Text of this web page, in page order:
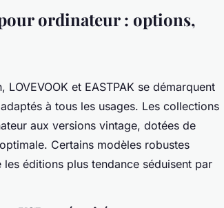
ordinateur : options,
et EASTPAK se démarquent
adaptés à tous les usages. Les collections
aux versions vintage, dotées de
Certains modèles robustes
éditions plus tendance séduisent par